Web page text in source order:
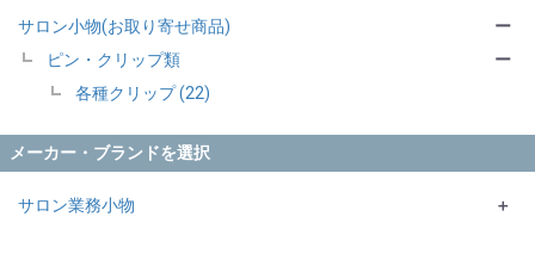
サロン小物(お取り寄せ商品)
ピン・クリップ類
各種クリップ (22)
ー
ー
メーカー・ブランドを選択
サロン業務小物
＋